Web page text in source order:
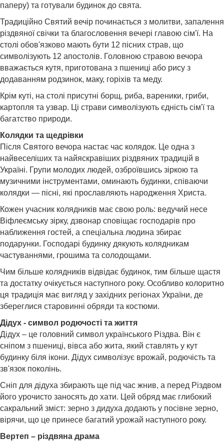
паперу) та готували будинок до свята.
Традиційно Святий вечір починається з молитви, запалення
різдвяної свічки та благословення вечері главою сім'ї. На
столі обов'язково мають бути 12 пісних страв, що
символізують 12 апостолів. Головною стравою вечора
вважається кутя, приготована з пшениці або рису з
додаванням родзинок, маку, горіхів та меду.
Крім куті, на столі присутні борщ, риба, вареники, гриби,
картопля та узвар. Ці страви символізують єдність сім'ї та
багатство природи.
Колядки та щедрівки
Після Святого вечора настає час колядок. Це одна з
найвеселіших та найяскравіших різдвяних традицій в
Україні. Групи молодих людей, озброївшись зіркою та
музичними інструментами, оминають будинки, співаючи
колядки — пісні, які прославляють народження Христа.
Кожен учасник колядників має свою роль: ведучий несе
Віфлеємську зірку, дзвонар сповіщає господарів про
наближення гостей, а спеціальна людина збирає
подарунки. Господарі будинку дякують колядникам
частуваннями, грошима та солодощами.
Чим більше колядників відвідає будинок, тим більше щастя
та достатку очікується наступного року. Особливо колоритно
ця традиція має вигляд у західних регіонах України, де
збереглися старовинні обряди та костюми.
Дідух - символ родючості та життя
Дідух – це головний символ українського Різдва. Він є
сніпом з пшениці, вівса або жита, який ставлять у кут
будинку біля ікони. Дідух символізує врожай, родючість та
зв'язок поколінь.
Сніп для дідуха збирають ще під час жнив, а перед Різдвом
його урочисто заносять до хати. Цей обряд має глибокий
сакральний зміст: зерно з дидуха додають у посівне зерно,
вірячи, що це принесе багатий урожай наступного року.
Вертеп – різдвяна драма